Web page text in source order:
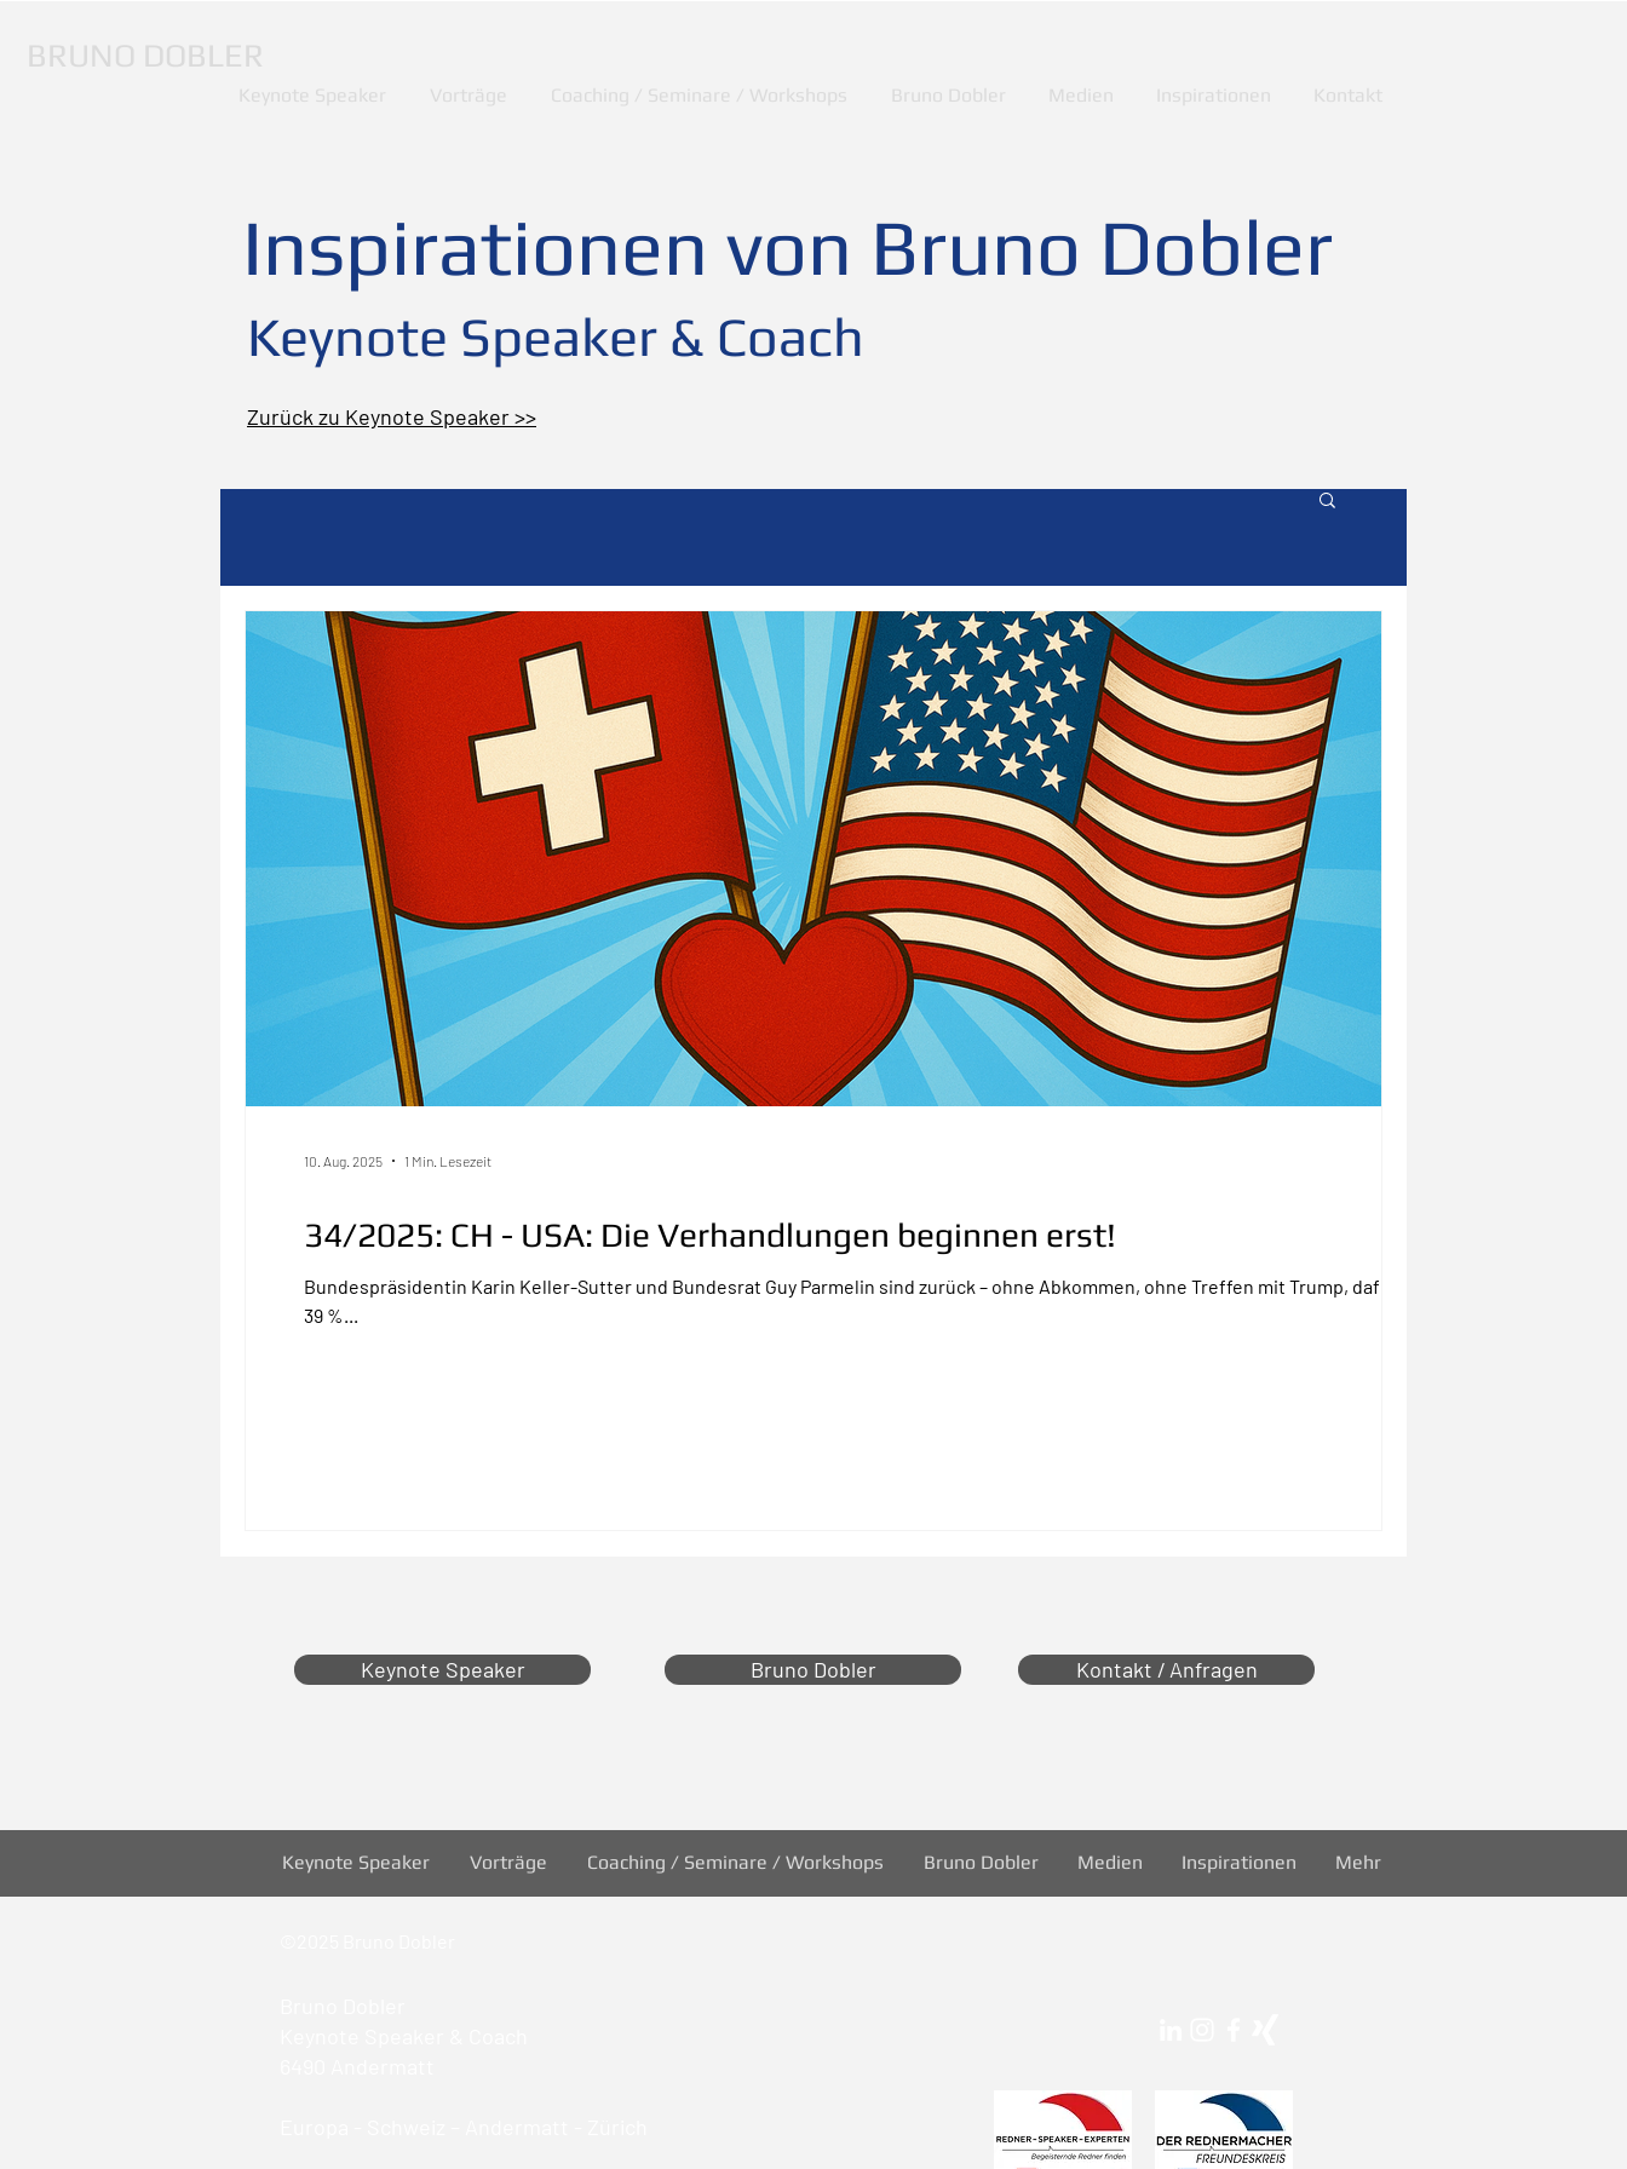
BRUNO DOBLER
Keynote Speaker Vorträge Coaching / Seminare / Workshops Bruno Dobler Medien Inspirationen Kontakt
Inspirationen von Bruno Dobler
Keynote Speaker & Coach
Zurück zu Keynote Speaker >>
34/2025: CH - USA: Die Verhandlungen beginnen erst!
Bundespräsidentin Karin Keller-Sutter und Bundesrat Guy Parmelin sind zurück – ohne Abkommen, ohne Treffen mit Trump, dafür mit
39 %...
10. Aug. 2025 1 Min. Lesezeit
Keynote Speaker Bruno Dobler Kontakt / Anfragen
Keynote Speaker Vorträge Coaching / Seminare / Workshops Bruno Dobler Medien Inspirationen Mehr